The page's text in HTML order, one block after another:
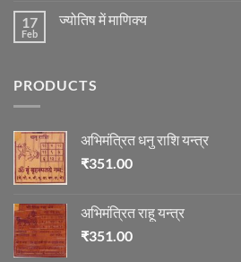
विचार
ज्योतिष
रुद्राक्ष
17
Feb
ज्योतिष में माणिक्य
में
PRODUCTS
अभिमंत्रित धनु राशि यन्त्र
₹351.00
अभिमंत्रित राहू यन्त्र
₹351.00